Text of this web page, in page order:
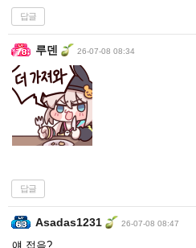
답글
루덴 26-07-08 08:34
답글
Asadas1231 26-07-08 08:47
얘 접음?